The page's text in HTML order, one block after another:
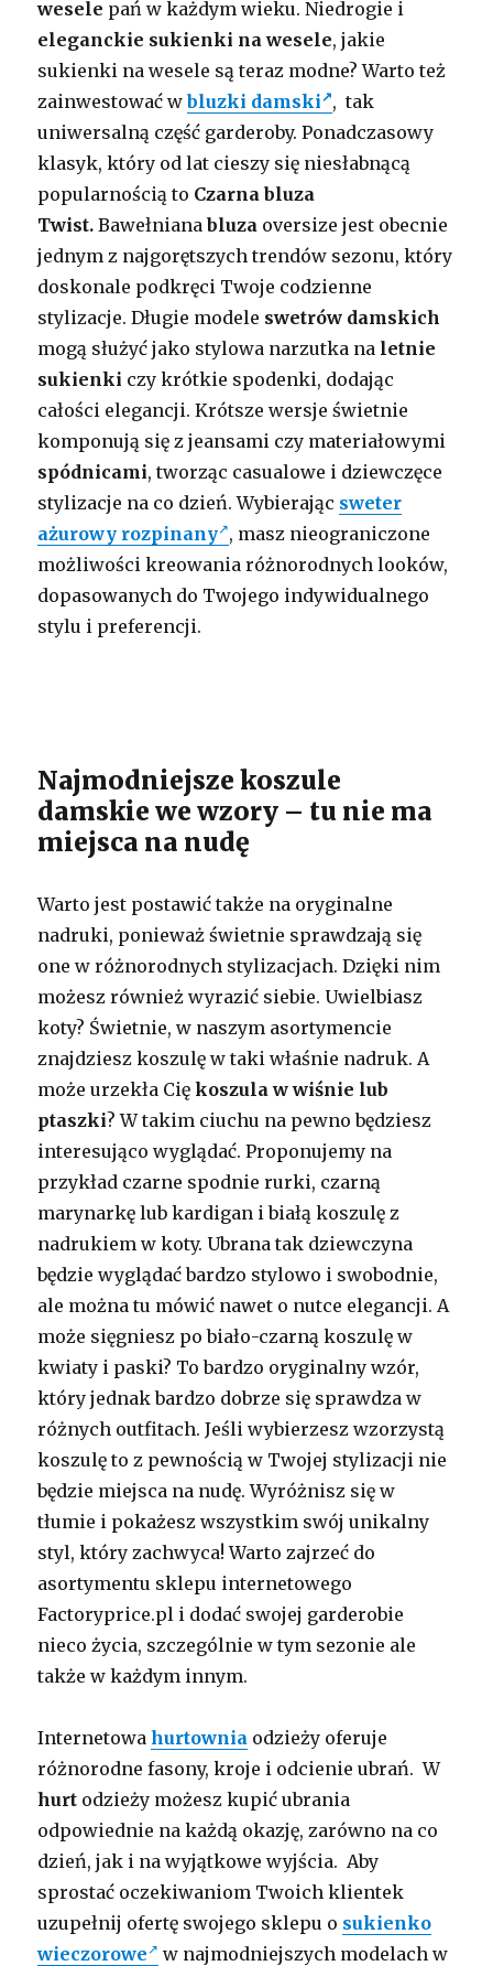
wesele pań w każdym wieku. Niedrogie i
eleganckie sukienki na wesele, jakie
sukienki na wesele są teraz modne? Warto też
zainwestować wbluzki damski , tak
uniwersalną część garderoby. Ponadczasowy
klasyk, który od lat cieszy się niesłabnącą
popularnością to Czarna bluza
Twist. Bawełnianabluza oversize jest obecnie
jednym z najgorętszych trendów sezonu, który
doskonale podkręci Twoje codzienne
stylizacje. Długie modele swetrów damskich
mogą służyć jako stylowa narzutka na letnie
sukienki czy krótkie spodenki, dodając
całości elegancji. Krótsze wersje świetnie
komponują się z jeansami czy materiałowymi
spódnicami, tworząc casualowe i dziewczęce
stylizacje na co dzień. Wybierając sweter
ażurowy rozpinany , masz nieograniczone
możliwości kreowania różnorodnych looków,
dopasowanych do Twojego indywidualnego
stylu i preferencji.
Najmodniejsze koszule
damskie we wzory – tu nie ma
miejsca na nudę
Warto jest postawić także na oryginalne
nadruki, ponieważ świetnie sprawdzają się
one w różnorodnych stylizacjach. Dzięki nim
możesz również wyrazić siebie. Uwielbiasz
koty? Świetnie, w naszym asortymencie
znajdziesz koszulę w taki właśnie nadruk. A
może urzekła Ciękoszula w wiśnie lub
ptaszki? W takim ciuchu na pewno będziesz
interesująco wyglądać. Proponujemy na
przykład czarne spodnie rurki, czarną
marynarkę lub kardigan i białą koszulę z
nadrukiem w koty. Ubrana tak dziewczyna
będzie wyglądać bardzo stylowo i swobodnie,
ale można tu mówić nawet o nutce elegancji. A
może sięgniesz po biało-czarną koszulę w
kwiaty i paski? To bardzo oryginalny wzór,
który jednak bardzo dobrze się sprawdza w
różnych outfitach. Jeśli wybierzesz wzorzystą
koszulę to z pewnością w Twojej stylizacji nie
będzie miejsca na nudę. Wyróżnisz się w
tłumie i pokażesz wszystkim swój unikalny
styl, który zachwyca! Warto zajrzeć do
asortymentu sklepu internetowego
Factoryprice.pl i dodać swojej garderobie
nieco życia, szczególnie w tym sezonie ale
także w każdym innym.
Internetowahurtownia odzieży oferuje
różnorodne fasony, kroje i odcienie ubrań. W
hurt odzieży możesz kupić ubrania
odpowiednie na każdą okazję, zarówno na co
dzień, jak i na wyjątkowe wyjścia. Aby
sprostać oczekiwaniom Twoich klientek
uzupełnij ofertę swojego sklepu o sukienko
wieczorowe
w najmodniejszych modelach w